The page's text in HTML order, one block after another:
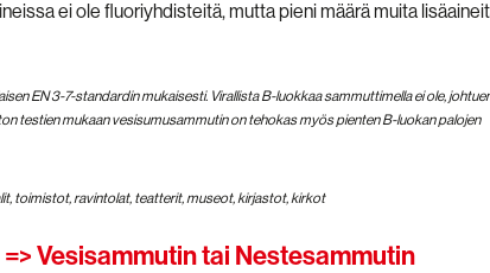
ei ole fluoriyhdisteitä, mutta pieni määrä muita
EN 3-7-standardin mukaisesti. Virallista B-luokkaa sammuttimella ei ole,
testien mukaan vesisumusammutin on tehokas myös pienten B-luokan palojen
toimistot, ravintolat, teatterit, museot, kirjastot, kirkot
Vesisammutin tai Nestesammutin